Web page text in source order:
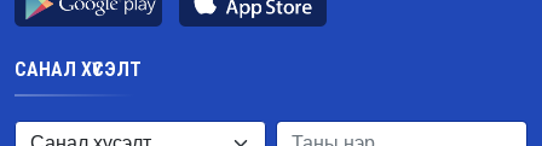
САНАЛ ХҮСЭЛТ